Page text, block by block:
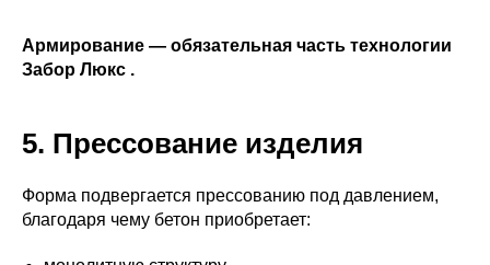
Армирование — обязательная часть технологии
Забор Люкс .
5. Прессование изделия
Форма подвергается прессованию под давлением,
благодаря чему бетон приобретает: